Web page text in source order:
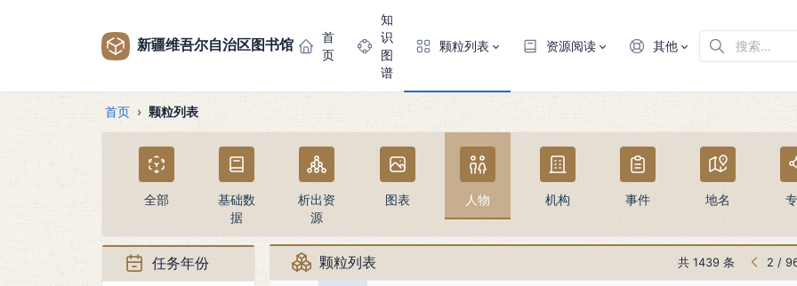
新疆维吾尔自治区图书馆
首
页
知
识
图
谱
颗粒列表 资源阅读 其他
首页 颗粒列表
全部
基础数
据
析出资
源
图表 人物 机构 事件 地名
任务年份 颗粒列表 共 1439 条 2 /